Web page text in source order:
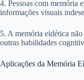
4. Pessoas com memória
informações visuais
5. A memória eidética
outras habilidades
Aplicações da Memória